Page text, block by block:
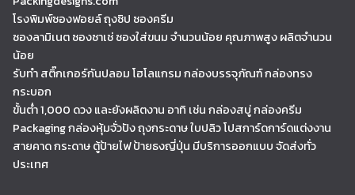
โรงพิมพ์ซองฟอยล์ ถุงซิป ซองครีม
ซองลามิเนต ซองซาเช่ ซองใส่ขนม จำนวนน้อย คุณภาพสูง ผลิตจำนวน
น้อย
รับทำ สติ๊กเกอร์กันปลอม โฮโลแกรม กล่องบรรจุภัณฑ์ กล่องทรง
กระบอก
ขั้นต่ำ 1,000 ดวง และยังผลิตงาน อาทิ เช่น กล่องสบู่ กล่องครีม
Packaging กล่องหุ้มจั่วปัง ถุงกระดาษ ใบปลิว โปสการ์ดการ์ดแต่งงาน
สายคาด กระดาษ ตู้ป้ายไฟ ป้ายธงญี่ปุ่น มีบริการออกแบบ จัดส่งทั่ว
ประเทศ